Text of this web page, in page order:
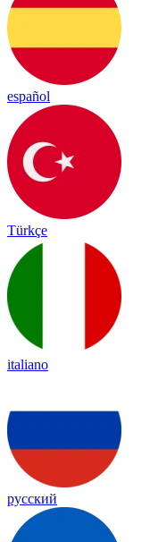
español
Türkçe
italiano
русский